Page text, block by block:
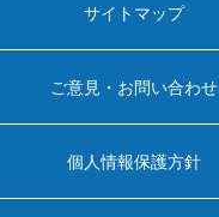
サイトマップ
ご意見・お問い合わせ
個人情報保護方針